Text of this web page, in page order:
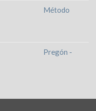
Método
Pregón -